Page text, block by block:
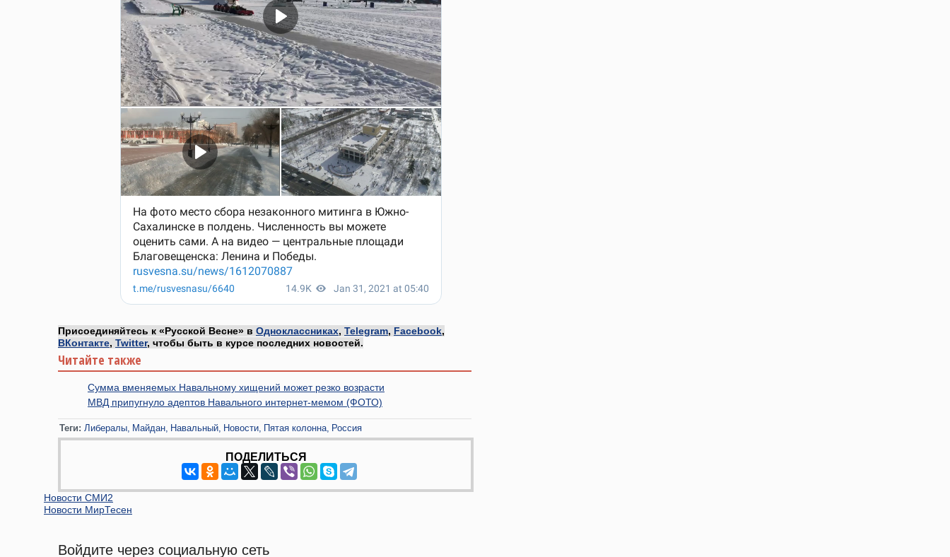
Присоединяйтесь к «Русской Весне» в Одноклассниках, Telegram, Facebook,
ВКонтакте, Twitter, чтобы быть в курсе последних новостей.
Читайте также
Сумма вменяемых Навальному хищений может резко возрасти
МВД припугнуло адептов Навального интернет-мемом (ФОТО)
Теги: Либералы Майдан Навальный Новости Пятая колонна Россия
ПОДЕЛИТЬСЯ
Новости СМИ2
Новости МирТесен
Войдите через социальную сеть